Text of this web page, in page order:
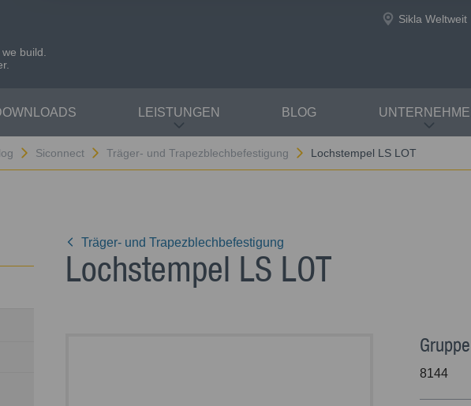
build.
Sikla Weltweit
LEISTUNGEN BLOG
Siconnect Träger- und Trapezblechbefestigung Lochstempel LS LOT
Träger- und Trapezblechbefestigung
Lochstempel LS LOT
8144